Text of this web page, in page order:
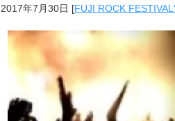
2017年7月30日 [FUJI ROCK